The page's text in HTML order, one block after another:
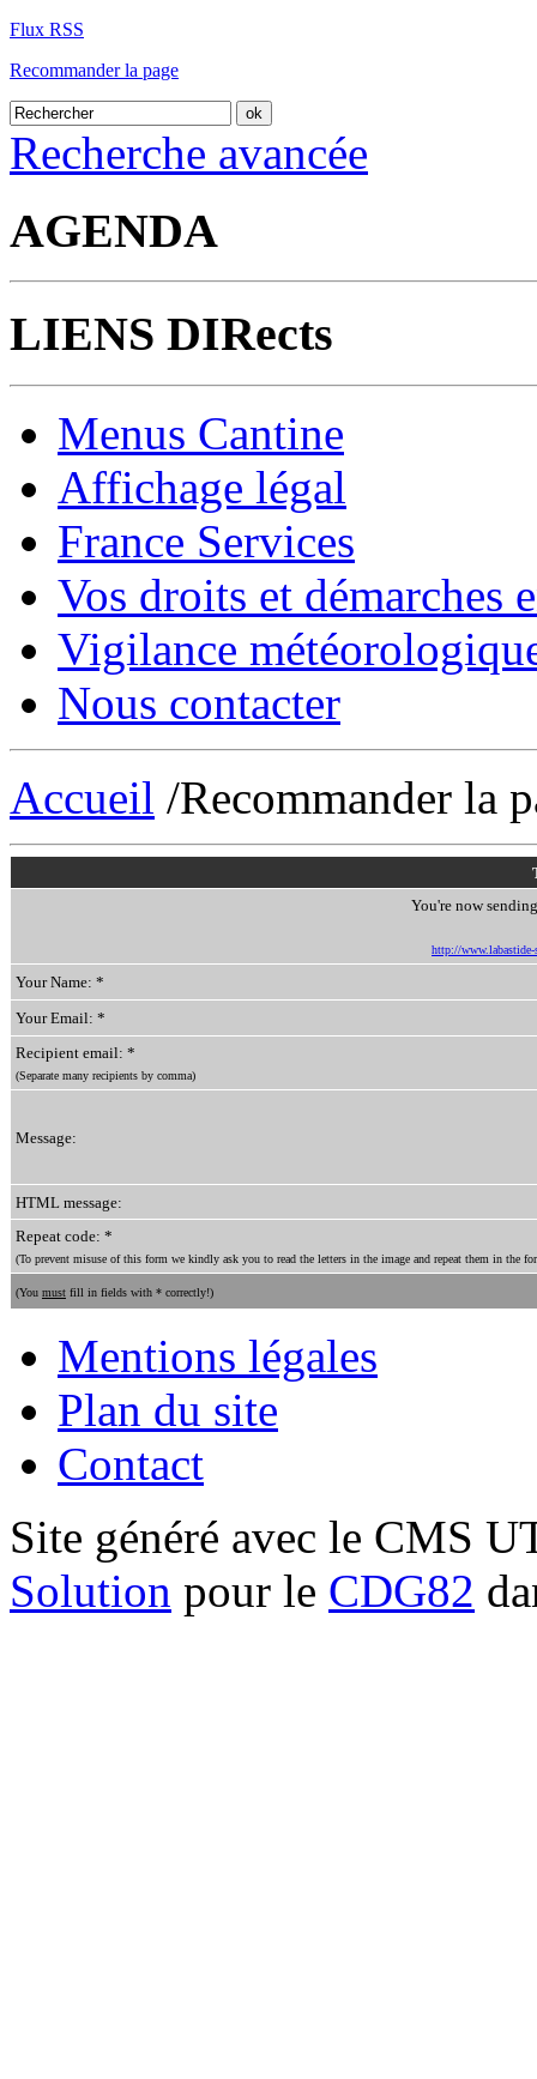
Flux RSS
Recommander la page
Recherche avancée
AGENDA
LIENS DIRects
Menus Cantine
Affichage légal
France Services
Vos droits et démarches
Vigilance
Nous contacter
Accueil /Recommander la
You're now
http://
Your Name: *
Your Email: *
Recipient email: *
(Separate many recipients by comma)
Message:
HTML message:
Repeat code: *
(To prevent misuse of this form we kindly ask you to read the letters in the image and repeat them in the
(You must fill in fields with * correctly!)
Mentions légales
Plan du site
Contact
Site généré avec le CMS
Solution pour le CDG82